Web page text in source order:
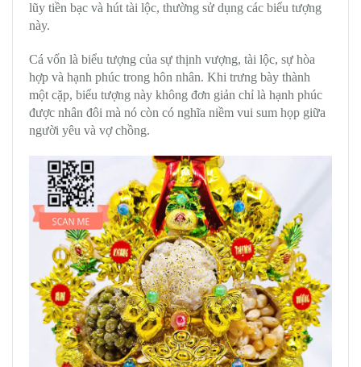
lũy tiền bạc và hút tài lộc, thường sử dụng các biểu tượng
này.
Cá vốn là biểu tượng của sự thịnh vượng, tài lộc, sự hòa
hợp và hạnh phúc trong hôn nhân. Khi trưng bày thành
một cặp, biểu tượng này không đơn giản chỉ là hạnh phúc
được nhân đôi mà nó còn có nghĩa niềm vui sum họp giữa
người yêu và vợ chồng.